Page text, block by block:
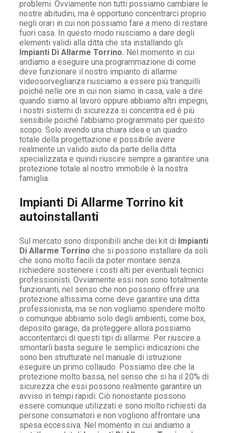
problemi. Ovviamente non tutti possiamo cambiare le
nostre abitudini, ma è opportuno concentrarci proprio
negli orari in cui non possiamo fare a meno di restare
fuori casa. In questo modo riusciamo a dare degli
elementi validi alla ditta che sta installando gli
Impianti Di Allarme Torrino. Nel momento in cui
andiamo a eseguire una programmazione di come
deve funzionare il nostro impianto di allarme
videosorveglianza riusciamo a essere più tranquilli
poiché nelle ore in cui non siamo in casa, vale a dire
quando siamo al lavoro oppure abbiamo altri impegni,
i nostri sistemi di sicurezza si concentra ed è più
sensibile poiché l’abbiamo programmato per questo
scopo. Solo avendo una chiara idea e un quadro
totale della progettazione e possibile avere
realmente un valido aiuto da parte della ditta
specializzata e quindi riuscire sempre a garantire una
protezione totale al nostro immobile è la nostra
famiglia.
Impianti Di Allarme Torrino kit
autoinstallanti
Sul mercato sono disponibili anche dei kit di Impianti
Di Allarme Torrino che si possono installare da soli
che sono molto facili da poter montare senza
richiedere sostenere i costi alti per eventuali tecnici
professionisti. Ovviamente essi non sono totalmente
funzionanti, nel senso che non possono offrire una
protezione altissima come deve garantire una ditta
professionista, ma se non vogliamo spendere molto
o comunque abbiamo solo degli ambienti, come box,
deposito garage, da proteggere allora possiamo
accontentarci di questi tipi di allarme. Per riuscire a
smontarli basta seguire le semplici indicazioni che
sono ben strutturate nel manuale di istruzione
eseguire un primo collaudo. Possiamo dire che la
protezione molto bassa, nel senso che si ha il 20% di
sicurezza che essi possono realmente garantire un
avviso in tempi rapidi. Ciò nonostante possono
essere comunque utilizzati e sono molto richiesti da
persone consumatori e non vogliono affrontare una
spesa eccessiva. Nel momento in cui andiamo a